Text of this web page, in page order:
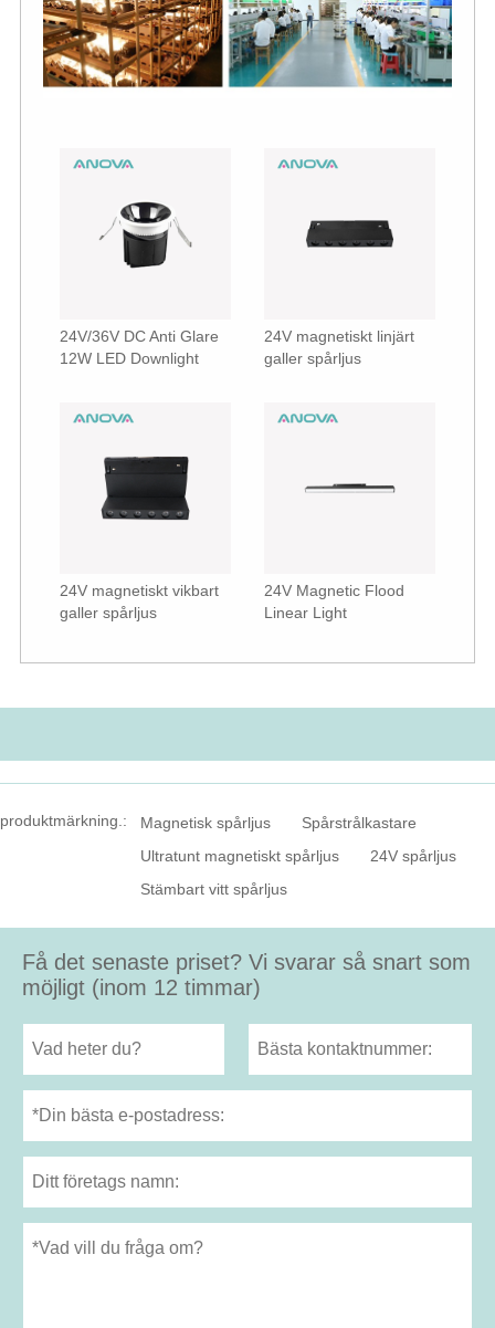
24V/36V DC Anti Glare
12W LED Downlight
24V magnetiskt linjärt
galler spårljus
24V magnetiskt vikbart
galler spårljus
24V Magnetic Flood
Linear Light
produktmärkning.: Magnetisk spårljus
Spårstrålkastare
Ultratunt magnetiskt spårljus
24V spårljus
Stämbart vitt spårljus
Få det senaste priset? Vi svarar så snart som
möjligt (inom 12 timmar)